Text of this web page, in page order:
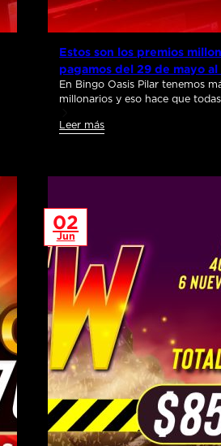
Estos son los premios
pagamos del 29 de mayo
En Bingo Oasis Pilar tenemos
millonarios y eso hace que
Leer más
02
Jun